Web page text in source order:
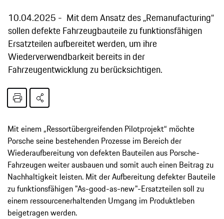
10.04.2025
Mit dem Ansatz des „Remanufacturing“
sollen defekte Fahrzeugbauteile zu funktionsfähigen
Ersatzteilen aufbereitet werden, um ihre
Wiederverwendbarkeit bereits in der
Fahrzeugentwicklung zu berücksichtigen.
Mit einem „Ressortübergreifenden Pilotprojekt“ möchte
Porsche seine bestehenden Prozesse im Bereich der
Wiederaufbereitung von defekten Bauteilen aus Porsche-
Fahrzeugen weiter ausbauen und somit auch einen Beitrag zu
Nachhaltigkeit leisten. Mit der Aufbereitung defekter Bauteile
zu funktionsfähigen "As-good-as-new"-Ersatzteilen soll zu
einem ressourcenerhaltenden Umgang im Produktleben
beigetragen werden.